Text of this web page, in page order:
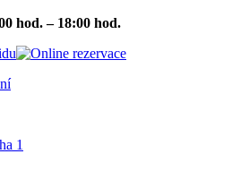
hod. – 18:00 hod.